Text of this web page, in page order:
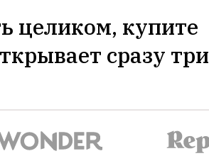
целиком, купите
сразу три